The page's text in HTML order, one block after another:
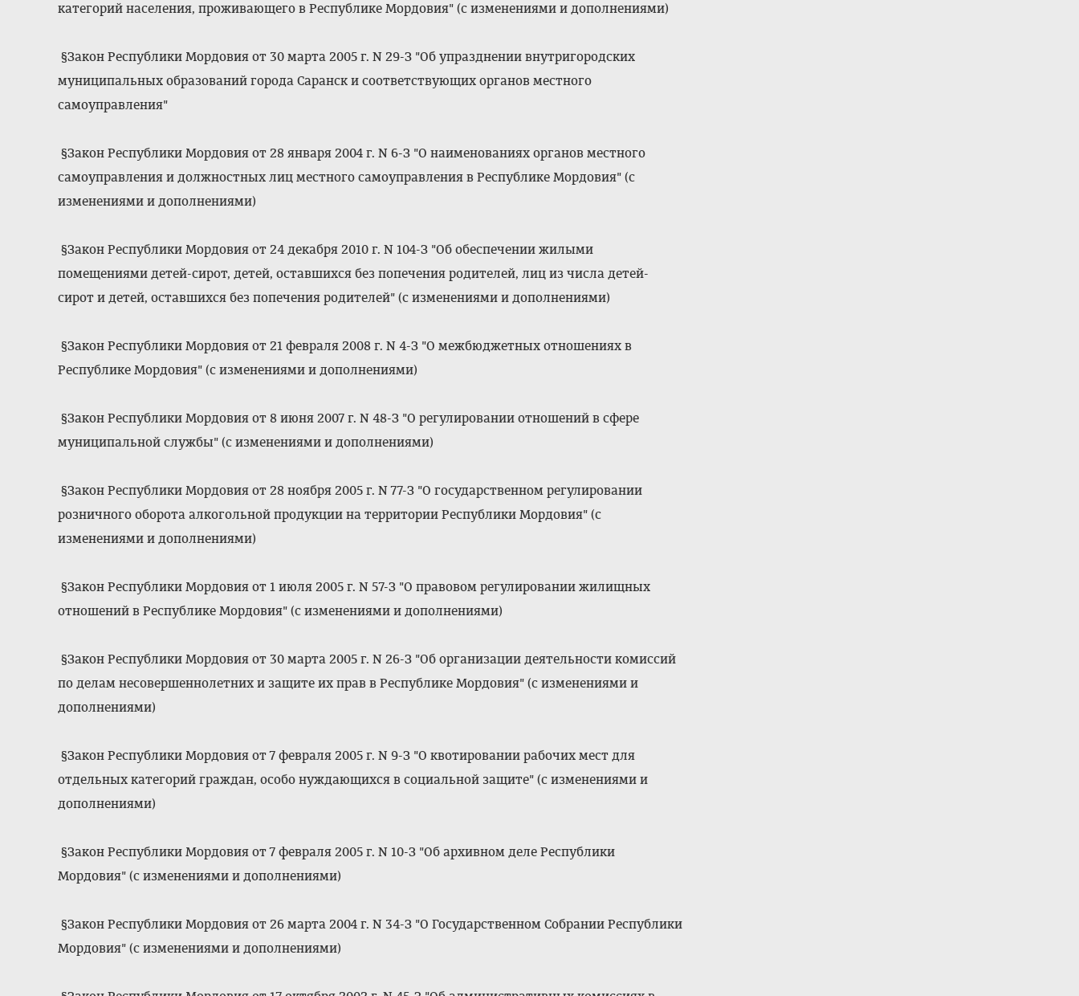
категорий населения, проживающего в Республике Мордовия" (с изменениями и дополнениями)
§Закон Республики Мордовия от 30 марта 2005 г. N 29-З "Об упразднении внутригородских
муниципальных образований города Саранск и соответствующих органов местного
самоуправления"
§Закон Республики Мордовия от 28 января 2004 г. N 6-З "О наименованиях органов местного
самоуправления и должностных лиц местного самоуправления в Республике Мордовия" (с
изменениями и дополнениями)
§Закон Республики Мордовия от 24 декабря 2010 г. N 104-З "Об обеспечении жилыми
помещениями детей-сирот, детей, оставшихся без попечения родителей, лиц из числа детей-
сирот и детей, оставшихся без попечения родителей" (с изменениями и дополнениями)
§Закон Республики Мордовия от 21 февраля 2008 г. N 4-З "О межбюджетных отношениях в
Республике Мордовия" (с изменениями и дополнениями)
§Закон Республики Мордовия от 8 июня 2007 г. N 48-З "О регулировании отношений в сфере
муниципальной службы" (с изменениями и дополнениями)
§Закон Республики Мордовия от 28 ноября 2005 г. N 77-З "О государственном регулировании
розничного оборота алкогольной продукции на территории Республики Мордовия" (с
изменениями и дополнениями)
§Закон Республики Мордовия от 1 июля 2005 г. N 57-З "О правовом регулировании жилищных
отношений в Республике Мордовия" (с изменениями и дополнениями)
§Закон Республики Мордовия от 30 марта 2005 г. N 26-З "Об организации деятельности комиссий
по делам несовершеннолетних и защите их прав в Республике Мордовия" (с изменениями и
дополнениями)
§Закон Республики Мордовия от 7 февраля 2005 г. N 9-З "О квотировании рабочих мест для
отдельных категорий граждан, особо нуждающихся в социальной защите" (с изменениями и
дополнениями)
§Закон Республики Мордовия от 7 февраля 2005 г. N 10-З "Об архивном деле Республики
Мордовия" (с изменениями и дополнениями)
§Закон Республики Мордовия от 26 марта 2004 г. N 34-З "О Государственном Собрании Республики
Мордовия" (с изменениями и дополнениями)